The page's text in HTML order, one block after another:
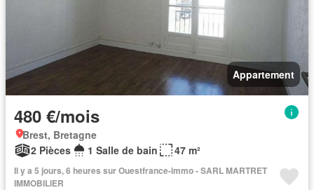
Appartement
480 €/mois
Brest, Bretagne
2 Pièces
1 Salle de bain 47 m²
Il y a 5 jours, 6 heures sur Ouestfrance-immo - SARL MARTRET
IMMOBILIER